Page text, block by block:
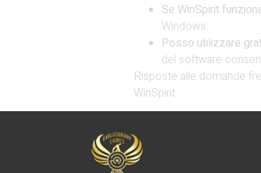
Se WinSpirit
Windows.
Posso utilizzare
del software
Risposte alle domande
WinSpirit.